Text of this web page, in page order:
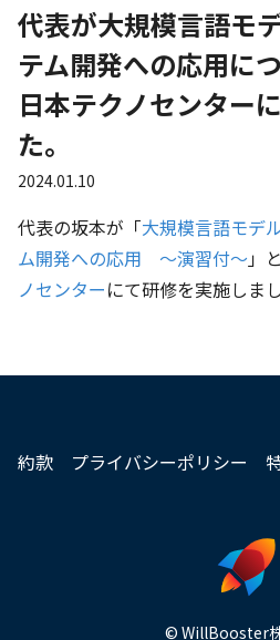
代表が大規模言語モ
テム開発への応用に
日本テクノセンター
た。
2024.01.10
代表の坂本が「大規模言語モデ
ム開発への応用 ～演習付～」
ノセンターにて研修を実施しまし
約款 プライバシーポリシー
© WillBooster